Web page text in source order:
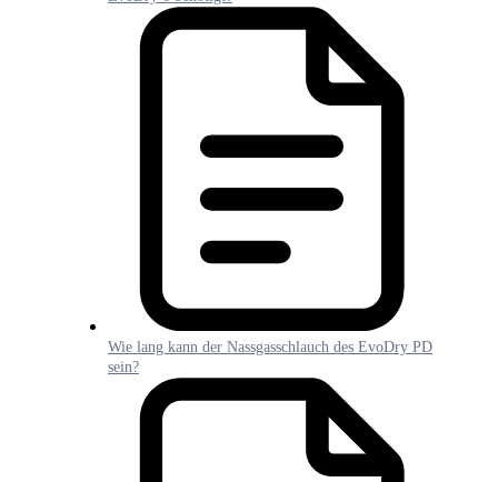
Wie lang kann der Nassgasschlauch des EvoDry PD
sein?